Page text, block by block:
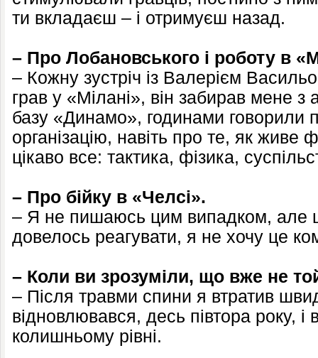
ти вкладаєш – і отримуєш назад.
– Про Лобановського і роботу в
– Кожну зустріч із Валерієм
грав у «Мілані», він забирав мене з
базу «Динамо», годинами говорили
організацію, навіть про те, як живе
цікаво все: тактика, фізика,
– Про бійку в «Челсі».
– Я не пишаюсь цим випадком, але
довелось реагувати, я не хочу це
– Коли ви зрозуміли, що вже не
– Після травми спини я втратив
відновлювався, десь півтора року, і
колишньому рівні.